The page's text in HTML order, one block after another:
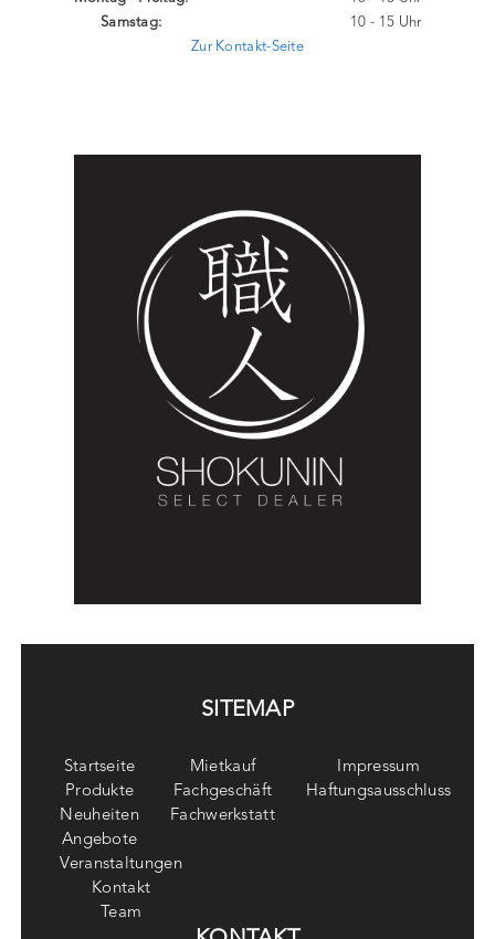
Samstag:
10 - 15 Uhr
Zur Kontakt-Seite
SITEMAP
Startseite
Produkte
Neuheiten
Angebote
Mietkauf
Fachgeschäft
Fachwerkstatt
Impressum
Haftungsausschluss
Veranstaltungen
Kontakt
Team